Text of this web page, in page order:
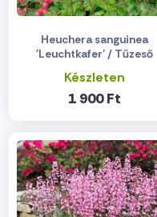
Heuchera sanguinea
'Leuchtkafer' / Tűzeső
Készleten
1 900 Ft